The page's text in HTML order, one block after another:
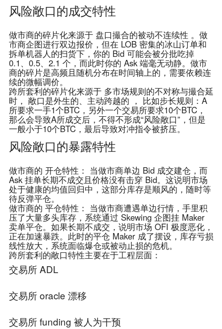
风险敞口的成交特性
做市商的碎片化来源于 盘口撮合的被动不连续性 。做
市商企图进行双边报价，但在 LOB 密集的冰山订单和
拆单机器人的扫货下，你的 Bid 可能会被分批吃掉
0.1、0.5、2.1 个，而此时你的 Ask 端毫无动静。做市
商的碎片是高频且随机分布在时间轴上的，需要依赖连
续的微幅调价。
跨所套利的碎片化来源于 多市场规则的不对称与撮合延
时， 敞口是外生的、主动跨越的 ， 比如步长规则：A
所要求一手1个BTC，另外一个交易所要求10个BTC，
那么会导致A所成交后，不得不形成“风险敞口”，但是
一般小于10个BTC，最后导致对冲指令被挤压。
风险敞口的暴露特性
做市商的 开仓特性： 当做市商单边 Bid 成交建仓，而
Ask 挂单长期不成交且价格没有击穿 Bid。这说明市场
处于健康的均值回归中，这部分库存是顺风的，随时等
待反弹平仓。
做市商的 平仓特性： 当做市商遭遇单边行情，手里积
压了大量多头库存，系统通过 Skewing 企图挂 Maker
卖单平仓。如果长期不成交，说明市场 OFI 极度恶化，
正在加速暴跌。此时的平仓 Maker 成了摆设，库存亏损
线性放大，系统面临爆仓或被动止损的危机。
跨所套利的敞口特性主要在于工程层面：
交易所 ADL
交易所 oracle 漂移
交易所 funding 被人为干预